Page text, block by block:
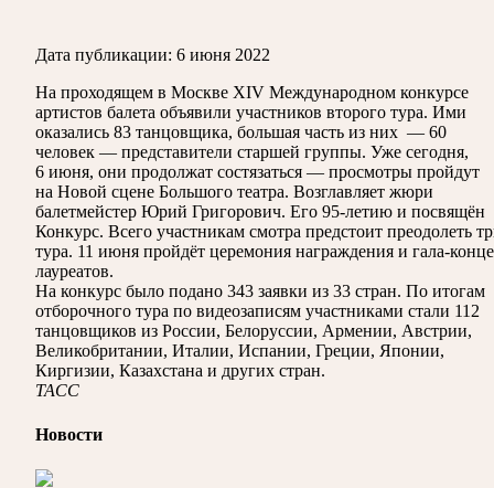
Дата публикации: 6 июня 2022
На проходящем в Москве XIV Международном конкурсе
артистов балета объявили участников второго тура. Ими
оказались 83 танцовщика, большая часть из них — 60
человек — представители старшей группы. Уже сегодня,
6 июня, они продолжат состязаться — просмотры пройдут
на Новой сцене Большого театра. Возглавляет жюри
балетмейстер Юрий Григорович. Его 95-летию и посвящён
Конкурс. Всего участникам смотра предстоит преодолеть
тура. 11 июня пройдёт церемония награждения и гала-
лауреатов.
На конкурс было подано 343 заявки из 33 стран. По итогам
отборочного тура по видеозаписям участниками стали 112
танцовщиков из России, Белоруссии, Армении, Австрии,
Великобритании, Италии, Испании, Греции, Японии,
Киргизии, Казахстана и других стран.
ТАСС
Новости